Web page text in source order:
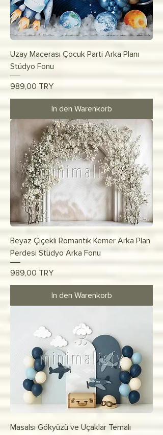
Uzay Macerası Çocuk Parti Arka Planı
Stüdyo Fonu
Preis
989,00 TRY
In den Warenkorb
Beyaz Çiçekli Romantik Kemer Arka Plan
Perdesi Stüdyo Arka Fonu
Preis
989,00 TRY
In den Warenkorb
Masalsı Gökyüzü ve Uçaklar Temalı